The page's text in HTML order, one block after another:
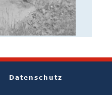
Datenschutz